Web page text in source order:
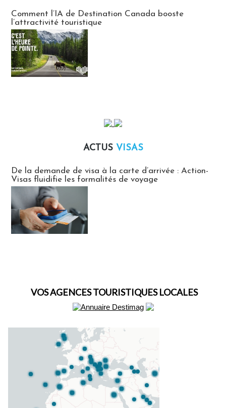
Comment l’IA de Destination Canada booste
l’attractivité touristique
ACTUS VISAS
De la demande de visa à la carte d’arrivée : Action-
Visas fluidifie les formalités de voyage
VOS AGENCES TOURISTIQUES LOCALES